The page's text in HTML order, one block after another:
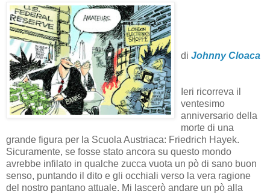
di Johnny Cloaca
Ieri ricorreva il
ventesimo
anniversario della
morte di una
grande figura per la Scuola Austriaca: Friedrich Hayek.
Sicuramente, se fosse stato ancora su questo mondo
avrebbe infilato in qualche zucca vuota un pò di sano buon
senso, puntando il dito e gli occhiali verso la vera ragione
del nostro pantano attuale. Mi lascerò andare un pò alla